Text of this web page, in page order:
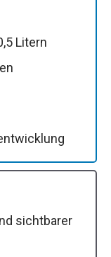
Litern
sichtbarer